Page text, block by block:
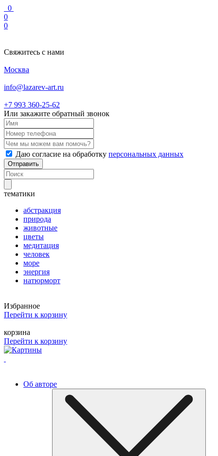
0
0
0
Свяжитесь с нами
Москва
info@lazarev-art.ru
+7 993 360‑25‑62
Или закажите обратный звонок
Даю согласие на обработку персональных данных
Отправить
тематики
абстракция
природа
животные
цветы
медитация
человек
море
энергия
натюрморт
Избранное
Перейти к корзину
корзина
Перейти к корзину
Об авторе